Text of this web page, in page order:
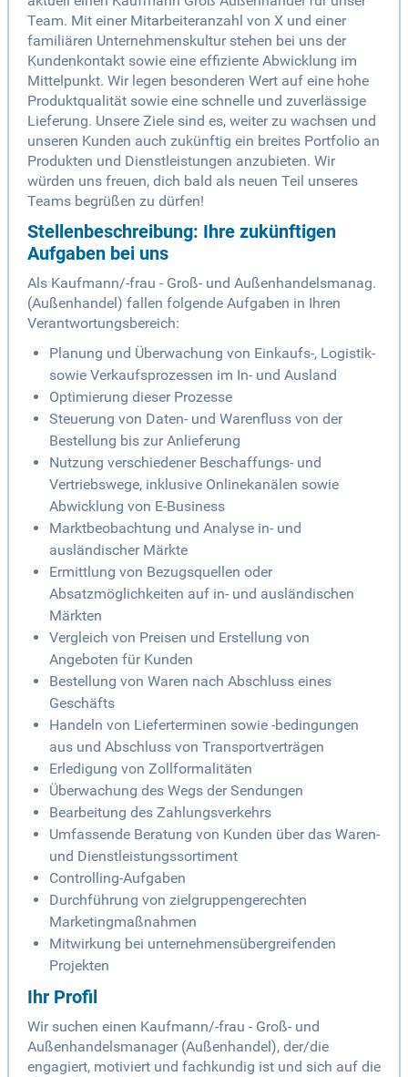
Team. Mit einer Mitarbeiteranzahl von X und einer
familiären Unternehmenskultur stehen bei uns der
Kundenkontakt sowie eine effiziente Abwicklung im
Mittelpunkt. Wir legen besonderen Wert auf eine hohe
Produktqualität sowie eine schnelle und zuverlässige
Lieferung. Unsere Ziele sind es, weiter zu wachsen und
unseren Kunden auch zukünftig ein breites Portfolio an
Produkten und Dienstleistungen anzubieten. Wir
würden uns freuen, dich bald als neuen Teil unseres
Teams begrüßen zu dürfen!
Stellenbeschreibung: Ihre zukünftigen
Aufgaben bei uns
Als Kaufmann/-frau - Groß- und Außenhandelsmanag.
(Außenhandel) fallen folgende Aufgaben in Ihren
Verantwortungsbereich:
Planung und Überwachung von Einkaufs-, Logistik-
sowie Verkaufsprozessen im In- und Ausland
Optimierung dieser Prozesse
Steuerung von Daten- und Warenfluss von der
Bestellung bis zur Anlieferung
Nutzung verschiedener Beschaffungs- und
Vertriebswege, inklusive Onlinekanälen sowie
Abwicklung von E-Business
Marktbeobachtung und Analyse in- und
ausländischer Märkte
Ermittlung von Bezugsquellen oder
Absatzmöglichkeiten auf in- und ausländischen
Märkten
Vergleich von Preisen und Erstellung von
Angeboten für Kunden
Bestellung von Waren nach Abschluss eines
Geschäfts
Handeln von Lieferterminen sowie -bedingungen
aus und Abschluss von Transportverträgen
Erledigung von Zollformalitäten
Überwachung des Wegs der Sendungen
Bearbeitung des Zahlungsverkehrs
Umfassende Beratung von Kunden über das Waren-
und Dienstleistungssortiment
Controlling-Aufgaben
Durchführung von zielgruppengerechten
Marketingmaßnahmen
Mitwirkung bei unternehmensübergreifenden
Projekten
Ihr Profil
Wir suchen einen Kaufmann/-frau - Groß- und
Außenhandelsmanager (Außenhandel), der/die
engagiert, motiviert und fachkundig ist und sich auf die